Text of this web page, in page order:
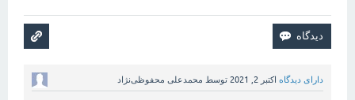
دارای دیدگاه اکتبر 2, 2021 توسط محمدعلی محفوظی‌نژاد